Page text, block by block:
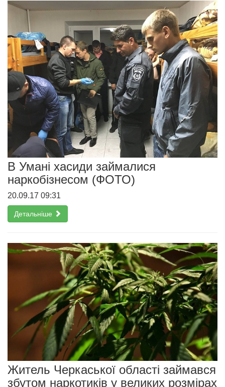
В Умані хасиди займалися
наркобізнесом (ФОТО)
20.09.17 09:31
Детальніше
Житель Черкаської області займався
збутом наркотиків у великих розмірах